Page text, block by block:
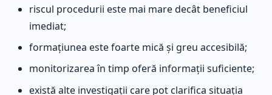
riscul procedurii este mai mare decât beneficiul
imediat;
formațiunea este foarte mică și greu accesibilă;
monitorizarea în timp oferă informații suficiente;
există alte investigații care pot clarifica situația